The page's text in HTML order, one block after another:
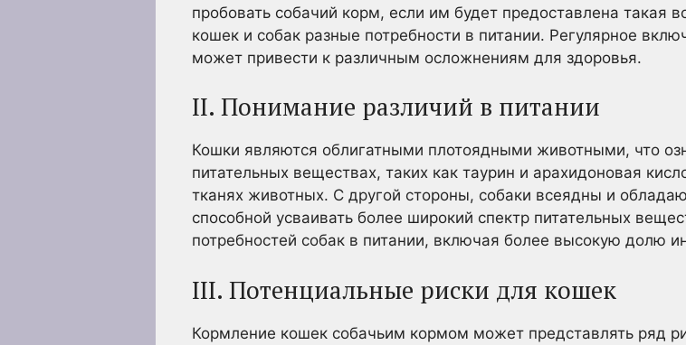
пробовать собачий корм, если им будет предоставлена такая
кошек и собак разные потребности в питании. Регулярное
может привести к различным осложнениям для здоровья.
II. Понимание различий в питании
Кошки являются облигатными плотоядными животными, что
питательных веществах, таких как таурин и арахидоновая
тканях животных. С другой стороны, собаки всеядны и
способной усваивать более широкий спектр питательных
потребностей собак в питании, включая более высокую долю
III. Потенциальные риски для кошек
Кормление кошек собачьим кормом может представлять ряд